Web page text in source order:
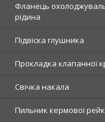
Фланець
рідина
Підвіска глушника
Прокладка клапанної
Свічка накала
Пильник кермової